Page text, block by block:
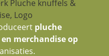
pluche
merchandise op